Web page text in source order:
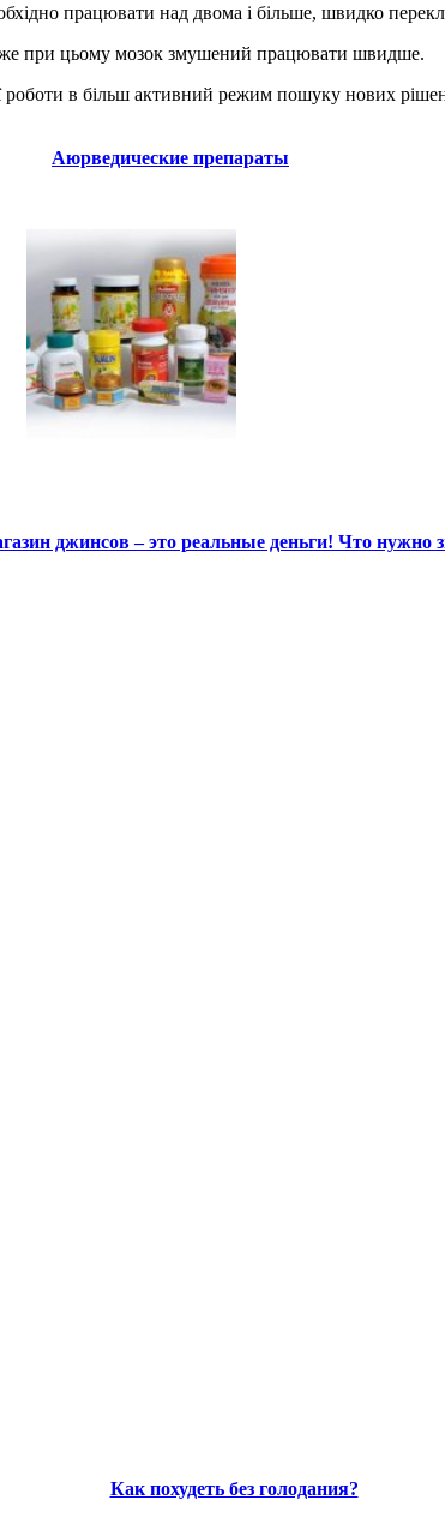
працювати над двома і більше, швидко
при цьому мозок змушений працювати швидше.
роботи в більш активний режим пошуку нових
Аюрведические препараты
джинсов – это реальные деньги! Что нужно
Как похудеть без голодания?